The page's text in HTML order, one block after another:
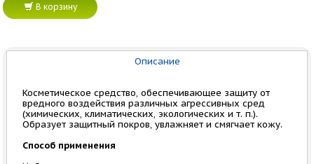
В корзину
Описание
Косметическое средство, обеспечивающее защиту от
вредного воздействия различных агрессивных сред
(химических, климатических, экологических и т. п.).
Образует защитный покров, увлажняет и смягчает кожу.
Способ применения